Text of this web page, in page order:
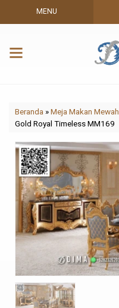
MENU
Beranda »Meja Makan Mewah
Gold Royal Timeless MM169